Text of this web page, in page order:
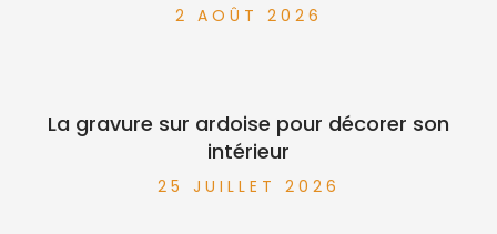
2 AOÛT 2026
La gravure sur ardoise pour décorer son
intérieur
25 JUILLET 2026